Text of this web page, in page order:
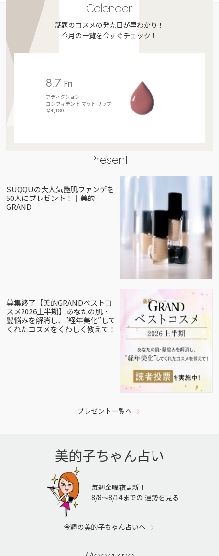
Calendar
話題のコスメの発売日が早わかり！
今月の一覧を今すぐチェック！
8.7Fri
アディクション
コンフィデント マット リップ
￥4,180
Present
SUQQUの大人気艶肌ファンデを
50人にプレゼント！｜美的
GRAND
募集終了【美的GRANDベストコ
スメ2026上半期】あなたの肌・
髪悩みを解消し、”経年美化”して
くれたコスメをくわしく教えて！
プレゼント一覧へ
美的子ちゃん占い
毎週金曜夜更新！
8/8〜8/14までの 運勢を見る
今週の美的子ちゃん占いへ